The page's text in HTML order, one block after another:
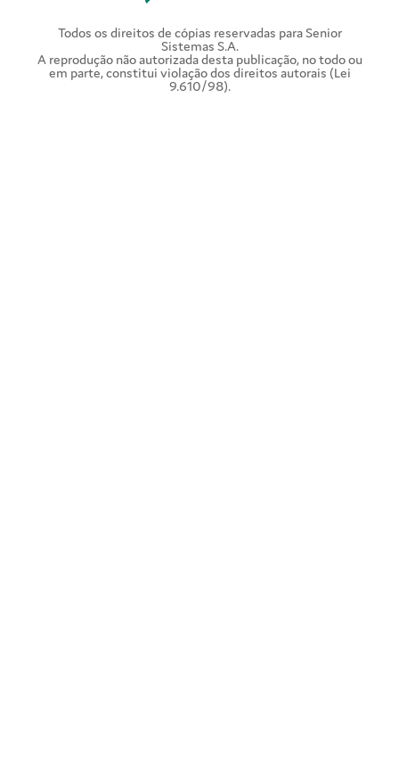
Todos os direitos de cópias reservadas para Senior
Sistemas S.A.
A reprodução não autorizada desta publicação, no todo ou
em parte, constitui violação dos direitos autorais (Lei
9.610/98).